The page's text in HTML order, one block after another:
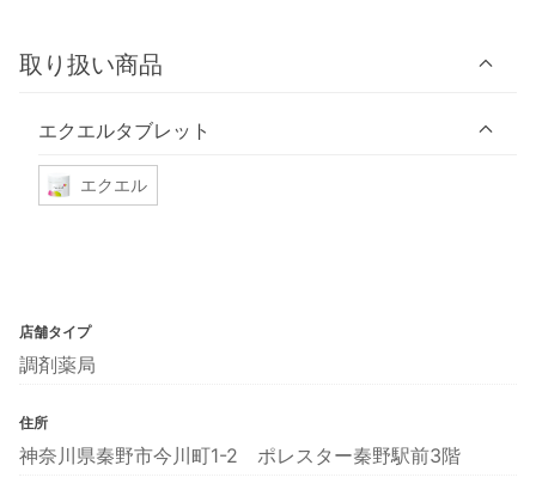
取り扱い商品
エクエルタブレット
エクエル
店舗タイプ
調剤薬局
住所
神奈川県秦野市今川町1-2 ポレスター秦野駅前3階